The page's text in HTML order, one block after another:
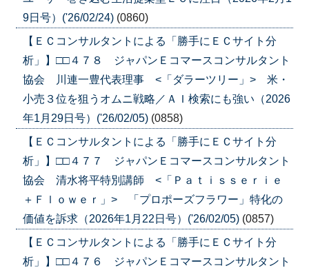
9日号）('26/02/24) (0860)
【ＥＣコンサルタントによる「勝手にＥＣサイト分
析」】□□４７８ ジャパンＥコマースコンサルタント
協会 川連一豊代表理事 <「ダラーツリー」> 米・
小売３位を狙うオムニ戦略／ＡＩ検索にも強い（2026
年1月29日号）('26/02/05) (0858)
【ＥＣコンサルタントによる「勝手にＥＣサイト分
析」】□□４７７ ジャパンＥコマースコンサルタント
協会 清水将平特別講師 <「Ｐａｔｉｓｓｅｒｉｅ
＋Ｆｌｏｗｅｒ」> 「プロポーズフラワー」特化の
価値を訴求（2026年1月22日号）('26/02/05) (0857)
【ＥＣコンサルタントによる「勝手にＥＣサイト分
析」】□□４７６ ジャパンＥコマースコンサルタント